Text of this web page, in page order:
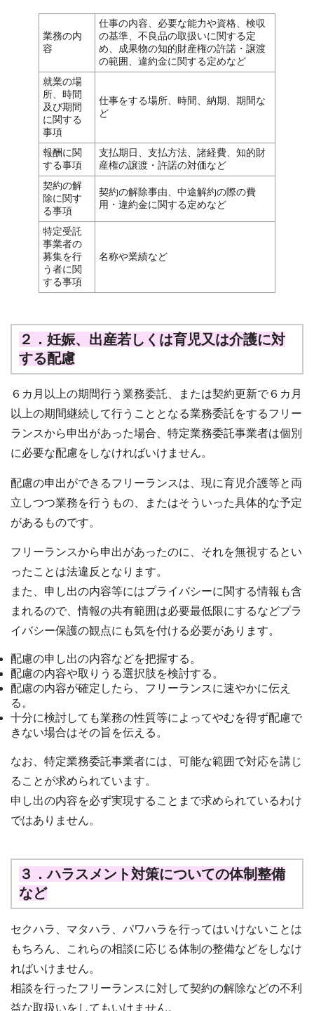
業務の内
容
仕事の内容、必要な能力や資格、検収
の基準、不良品の取扱いに関する定
め、成果物の知的財産権の許諾・譲渡
の範囲、違約金に関する定めなど
就業の場
所、時間
及び期間
に関する
事項
仕事をする場所、時間、納期、期間な
ど
報酬に関
する事項
支払期日、支払方法、諸経費、知的財
産権の譲渡・許諾の対価など
契約の解
除に関す
る事項
契約の解除事由、中途解約の際の費
用・違約金に関する定めなど
特定受託
事業者の
募集を行
う者に関
する事項
名称や業績など
２．妊娠、出産若しくは育児又は介護に対
する配慮
６カ月以上の期間行う業務委託、または契約更新で６カ月
以上の期間継続して行うこととなる業務委託をするフリー
ランスから申出があった場合、特定業務委託事業者は個別
に必要な配慮をしなければいけません。
配慮の申出ができるフリーランスは、現に育児介護等と両
立しつつ業務を行うもの、またはそういった具体的な予定
があるものです。
フリーランスから申出があったのに、それを無視するとい
ったことは法違反となります。
また、申し出の内容等にはプライバシーに関する情報も含
まれるので、情報の共有範囲は必要最低限にするなどプラ
イバシー保護の観点にも気を付ける必要があります。
配慮の申し出の内容などを把握する。
配慮の内容や取りうる選択肢を検討する。
配慮の内容が確定したら、フリーランスに速やかに伝え
る。
十分に検討しても業務の性質等によってやむを得ず配慮で
きない場合はその旨を伝える。
なお、特定業務委託事業者には、可能な範囲で対応を講じ
ることが求められています。
申し出の内容を必ず実現することまで求められているわけ
ではありません。
３．ハラスメント対策についての体制整備
など
セクハラ、マタハラ、パワハラを行ってはいけないことは
もちろん、これらの相談に応じる体制の整備などをしなけ
ればいけません。
相談を行ったフリーランスに対して契約の解除などの不利
益な取扱いをしてもいけません。